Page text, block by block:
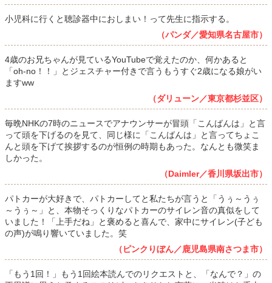
小児科に行くと聴診器中におしまい！って先生に指示する。
（パンダ／愛知県名古屋市）
4歳のお兄ちゃんが見ているYouTubeで覚えたのか、何かあると
「oh-no！！」とジェスチャー付きで言うもうすぐ2歳になる娘がい
ますww
（ダリューン／東京都杉並区）
毎晩NHKの7時のニュースでアナウンサーが冒頭「こんばんは」と言
って頭を下げるのを見て、同じ様に「こんばんは」と言ってちょこ
んと頭を下げて挨拶するのが恒例の時期もあった。なんとも微笑ま
しかった。
（Daimler／香川県坂出市）
パトカーが大好きで、パトカーしてと私たちが言うと「うぅ～うぅ
～うぅ～」と、本物そっくりなパトカーのサイレン音の真似をして
いました！「上手だね」と褒めると喜んで、家中にサイレン(子ども
の声)が鳴り響いていました。笑
（ピンクりぼん／鹿児島県南さつま市）
「もう1回！」もう1回絵本読んでのリクエストと、「なんで？」の